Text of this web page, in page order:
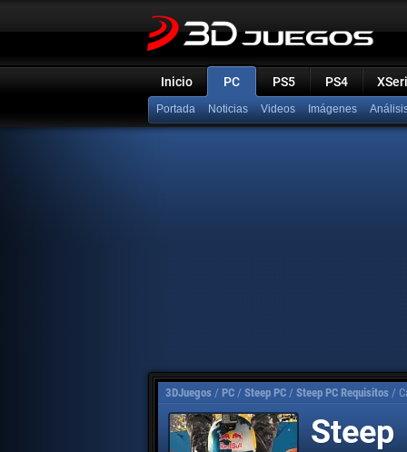
Inicio PC PS5 PS4
Portada Noticias Videos Imágenes
3DJuegos / PC / Steep PC / Steep PC Requisitos /
Steep